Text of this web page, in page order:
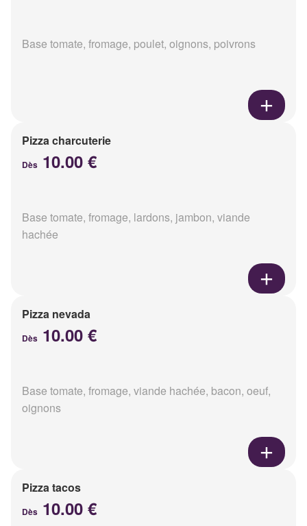
Base tomate, fromage, poulet, oignons, poivrons
Pizza charcuterie
Dès 10.00 €
Base tomate, fromage, lardons, jambon, viande
hachée
Pizza nevada
Dès 10.00 €
Base tomate, fromage, viande hachée, bacon, oeuf,
oignons
Pizza tacos
Dès 10.00 €